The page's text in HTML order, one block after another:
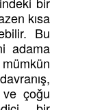
kısa
Bu
adama
çoğu